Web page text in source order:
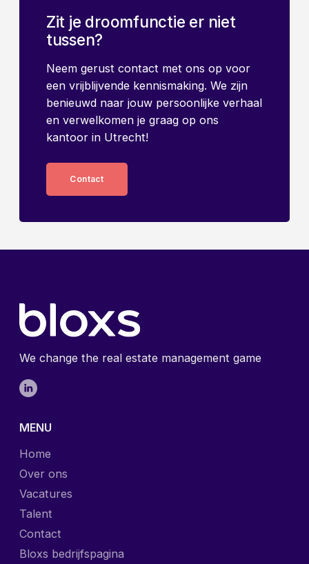
Zit je droomfunctie er niet
tussen?
Neem gerust contact met ons op voor
een vrijblijvende kennismaking. We zijn
benieuwd naar jouw persoonlijke verhaal
en verwelkomen je graag op ons
kantoor in Utrecht!
Contact
We change the real estate management game
MENU
Home
Over ons
Vacatures
Talent
Contact
Bloxs bedrijfspagina